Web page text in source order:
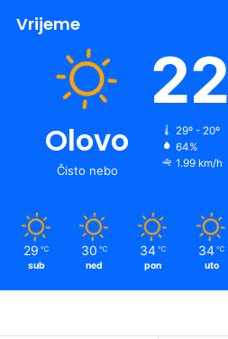
Vrijeme
Olovo
Čisto nebo
22
29º - 20º
64%
1.99 km/h
29 ℃
sub
30 ℃
ned
34 ℃
pon
34 ℃
uto